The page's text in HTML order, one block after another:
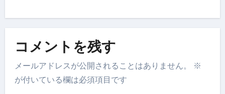
コメントを残す
メールアドレスが公開されることはありません。
※
が付いている欄は必須項目です